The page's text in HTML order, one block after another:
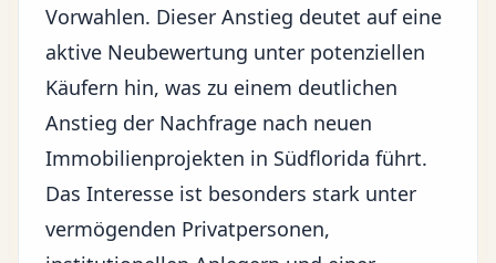
Vorwahlen. Dieser Anstieg deutet auf eine
aktive Neubewertung unter potenziellen
Käufern hin, was zu einem deutlichen
Anstieg der Nachfrage nach neuen
Immobilienprojekten in Südflorida führt.
Das Interesse ist besonders stark unter
vermögenden Privatpersonen,